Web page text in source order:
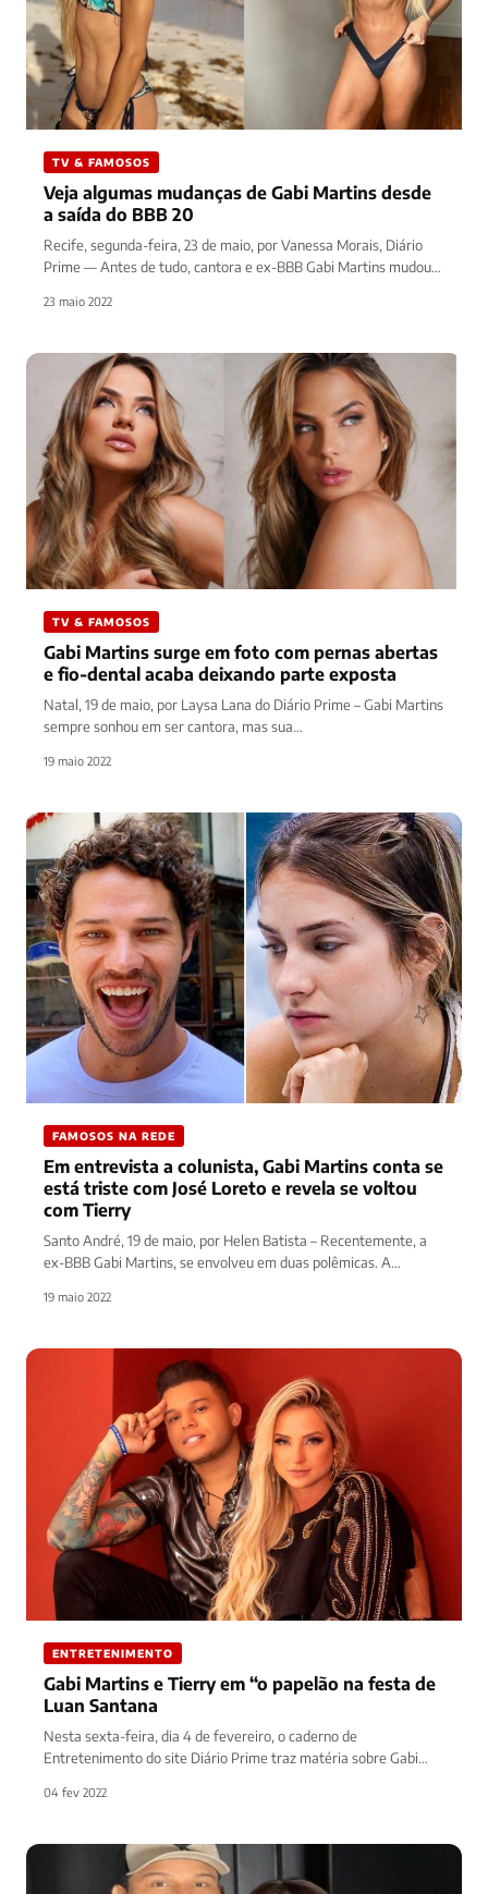
TV & FAMOSOS
Veja algumas mudanças de Gabi Martins desde
a saída do BBB 20
Recife, segunda-feira, 23 de maio, por Vanessa Morais, Diário
Prime — Antes de tudo, cantora e ex-BBB Gabi Martins mudou…
23 maio 2022
TV & FAMOSOS
Gabi Martins surge em foto com pernas abertas
e fio-dental acaba deixando parte exposta
Natal, 19 de maio, por Laysa Lana do Diário Prime – Gabi Martins
sempre sonhou em ser cantora, mas sua…
19 maio 2022
FAMOSOS NA REDE
Em entrevista a colunista, Gabi Martins conta se
está triste com José Loreto e revela se voltou
com Tierry
Santo André, 19 de maio, por Helen Batista – Recentemente, a
ex-BBB Gabi Martins, se envolveu em duas polêmicas. A…
19 maio 2022
ENTRETENIMENTO
Gabi Martins e Tierry em “o papelão na festa de
Luan Santana
Nesta sexta-feira, dia 4 de fevereiro, o caderno de
Entretenimento do site Diário Prime traz matéria sobre Gabi
04 fev 2022